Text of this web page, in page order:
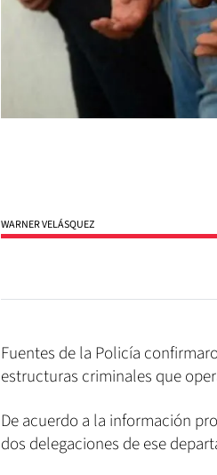
WARNER VELÁSQUEZ
Fuentes de la Policía
estructuras criminales que
De acuerdo a la información
dos delegaciones de ese